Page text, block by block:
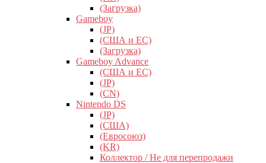
(Загрузка)
Gameboy
(JP)
(США и ЕС)
(Загрузка)
Gameboy Advance
(США и ЕС)
(JP)
(CN)
Nintendo DS
(JP)
(США)
(Евросоюз)
(KR)
Коллектор / Не для перепродажи